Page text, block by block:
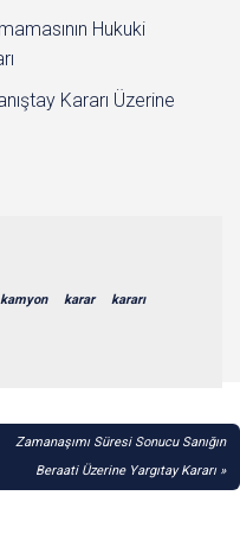
Hukuki
Kararı Üzerine
kamyon karar kararı
Zamanaşımı Süresi Sonucu Sanığın
Beraati Üzerine Yargıtay Kararı